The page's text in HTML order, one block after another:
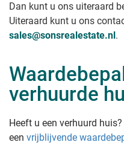
Dan kunt u ons uiteraard
Uiteraard kunt u ons
sales@sonsrealestate.nl .
verhuurde
Heeft u een verhuurd
een vrijblijvende